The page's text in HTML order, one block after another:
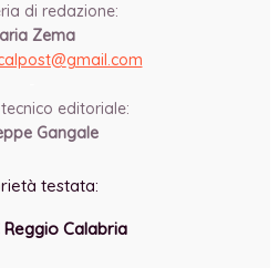
di redazione:
Zema
gmail.com
editoriale:
Gangale
testata:
Reggio Calabria